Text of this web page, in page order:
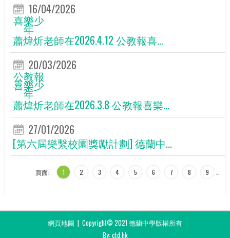
16/04/2026
喜樂少
年
蕭煒炘老師在2026.4.12 公教報喜...
20/03/2026
公教報
喜樂少
年
蕭煒炘老師在2026.3.8 公教報喜樂...
27/01/2026
[第六屆樂繫校園獎勵計劃] 德蘭中...
頁面: 1 2 3 4 5 6 7 8 9
網頁地圖 | Copyright© 2021 德蘭中學版權所有
By: ctd.hk